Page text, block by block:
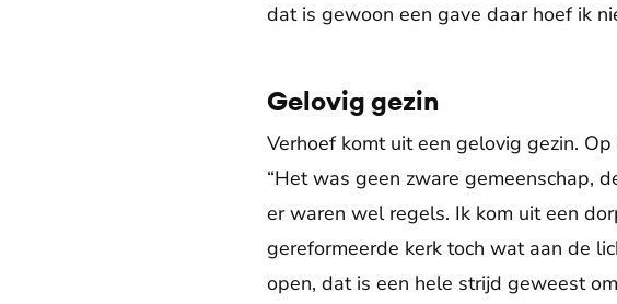
dat is gewoon een gave daar hoef ik
Gelovig gezin
Verhoef komt uit een gelovig gezin.
“Het was geen zware gemeenschap,
er waren wel regels. Ik kom uit een
gereformeerde kerk toch wat aan de
open, dat is een hele strijd geweest